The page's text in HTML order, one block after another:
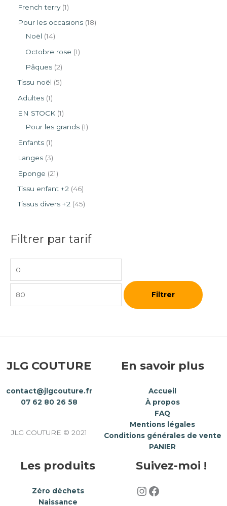
French terry 1
Pour les occasions 18
Noël 14
Octobre rose 1
Pâques 2
Tissu noël 5
Adultes 1
EN STOCK 1
Pour les grands 1
Enfants 1
Langes 3
Eponge 21
Tissu enfant +2 46
Tissus divers +2 45
Filtrer par tarif
Filtrer
JLG COUTURE
contact@jlgcouture.fr
07 62 80 26 58
JLG COUTURE © 2021
En savoir plus
Accueil
À propos
FAQ
Mentions légales
Conditions générales de vente
PANIER
Les produits
Zéro déchets
Naissance
Suivez-moi !